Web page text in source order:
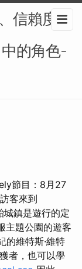
信賴度、
的角色-
節目：8月27
客來到
城鎮是遊行的定
主題公園的遊客
的維特斯·維特
者，也可以學